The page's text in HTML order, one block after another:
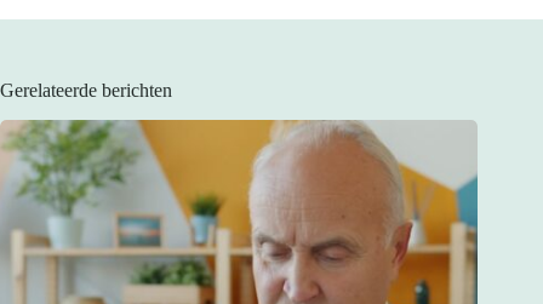
Gerelateerde berichten